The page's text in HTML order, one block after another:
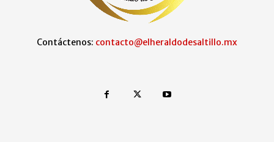
Contáctenos: contacto@elheraldodesaltillo.mx